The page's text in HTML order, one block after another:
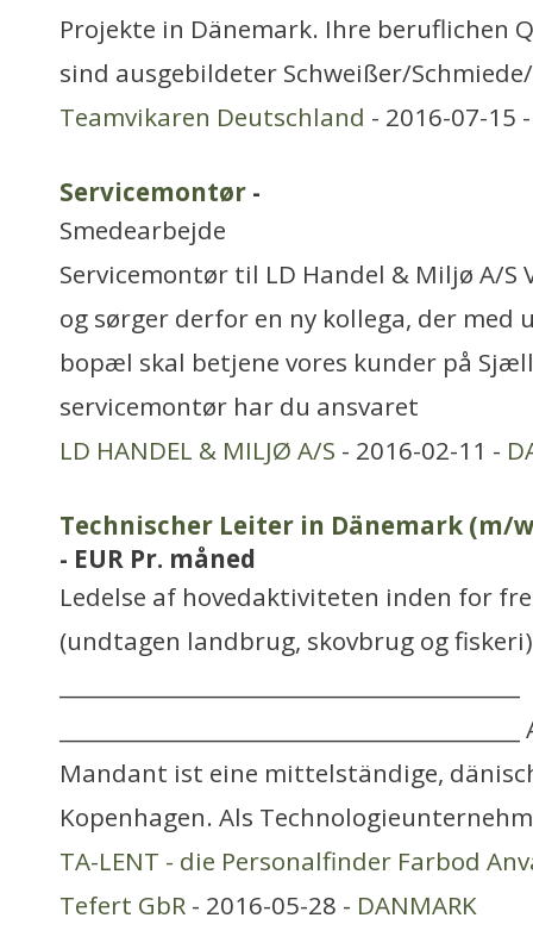
Projekte in Dänemark. Ihre beruflichen
sind ausgebildeter Schweißer/
Teamvikaren Deutschland - 2016-07-15
Servicemontør -
Smedearbejde
Servicemontør til LD Handel & Miljø A/
og sørger derfor en ny kollega, der med
bopæl skal betjene vores kunder på
servicemontør har du ansvaret
LD HANDEL & MILJØ A/S - 2016-02-11 -
Technischer Leiter in Dänemark (m/
- EUR Pr. måned
Ledelse af hovedaktiviteten inden for
(undtagen landbrug, skovbrug og fiskeri)
Mandant ist eine mittelständige,
Kopenhagen. Als
TA-LENT - die Personalfinder Farbod
Tefert GbR - 2016-05-28 - DANMARK